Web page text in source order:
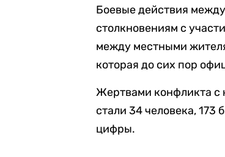
Боевые действия
столкновениям с
между местными
которая до сих пор
Жертвами конфликта с
стали 34 человека,
цифры.